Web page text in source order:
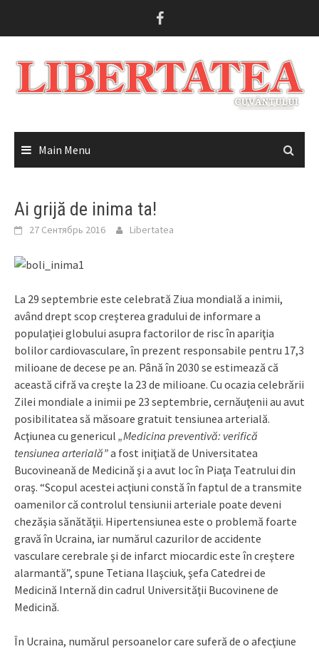
Main Menu
Ai grijă de inima ta!
27 Сентябрь 2016 Libertatea
La 29 septembrie este celebrată Ziua mondială a inimii,
având drept scop creşterea gradului de informare a
populaţiei globului asupra factorilor de risc în apariţia
bolilor cardiovasculare, în prezent responsabile pentru 17,3
milioane de decese pe an. Până în 2030 se estimează că
această cifră va creşte la 23 de milioane. Cu ocazia celebrării
Zilei mondiale a inimii pe 23 septembrie, cernăuţenii au avut
posibilitatea să măsoare gratuit tensiunea arterială.
Acţiunea cu genericul „Medicina preventivă: verifică
tensiunea arterială”a fost iniţiată de Universitatea
Bucovineană de Medicină şi a avut loc în Piaţa Teatrului din
oraş. “Scopul acestei acţiuni constă în faptul de a transmite
oamenilor că controlul tensiunii arteriale poate deveni
chezăşia sănătăţii. Hipertensiunea este o problemă foarte
gravă în Ucraina, iar numărul cazurilor de accidente
vasculare cerebrale şi de infarct miocardic este în creştere
alarmantă”, spune Tetiana Ilaşciuk, şefa Catedrei de
Medicină Internă din cadrul Universităţii Bucovinene de
Medicină.
În Ucraina, numărul persoanelor care suferă de o afecţiune